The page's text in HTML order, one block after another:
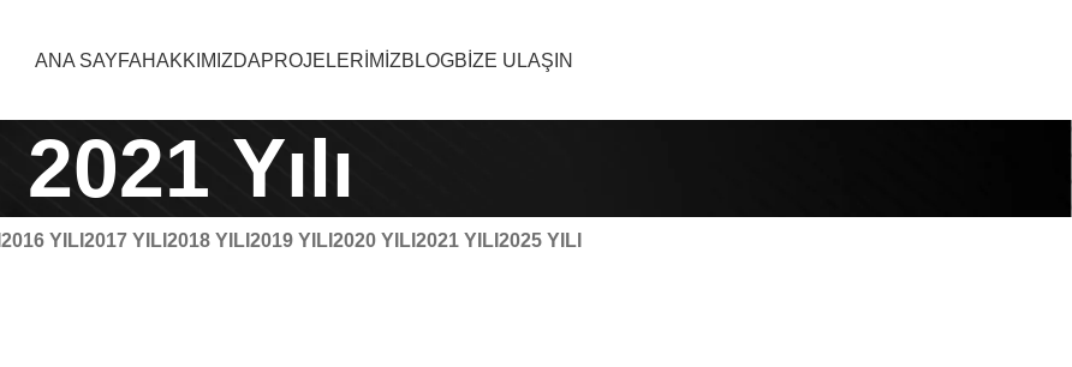
ANA SAYFAHAKKIMIZDAPROJELERIMIZBLOGBIZE ULAŞIN
2021 Yılı
2016 YILI 2017 YILI 2018 YILI 2019 YILI 2020 YILI 2021 YILI 2025 YILI